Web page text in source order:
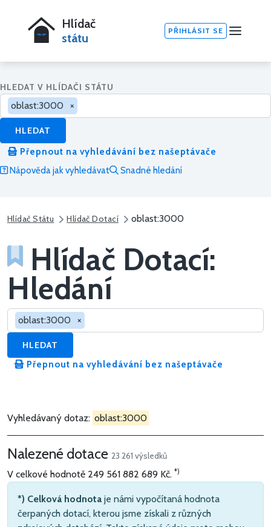
Hlídač
státu
PŘIHLÁSIT SE
HLEDAT V HLÍDAČI STÁTU
oblast:3000 ×
HLEDAT
Přepnout na vyhledávání bez našeptávače
Nápověda jak vyhledávat
Snadné hledání
Hlídač Státu Hlídač Dotací oblast:3000
Hlídač Dotací:
Hledání
Hledat v dotacích
oblast:3000 ×
HLEDAT
Přepnout na vyhledávání bez našeptávače
Vyhledávaný dotaz: oblast:3000
Nalezené dotace 23 261 výsledků
V celkové hodnotě 249 561 882 689 Kč. *)
*) Celková hodnota je námi vypočítaná hodnota
čerpaných dotací, kterou jsme získali z různých